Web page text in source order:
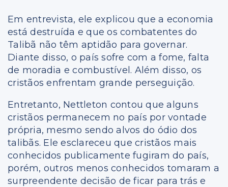
Em entrevista, ele explicou que a economia
está destruída e que os combatentes do
Talibã não têm aptidão para governar.
Diante disso, o país sofre com a fome, falta
de moradia e combustível. Além disso, os
cristãos enfrentam grande perseguição.
Entretanto, Nettleton contou que alguns
cristãos permanecem no país por vontade
própria, mesmo sendo alvos do ódio dos
talibãs. Ele esclareceu que cristãos mais
conhecidos publicamente fugiram do país,
porém, outros menos conhecidos tomaram a
surpreendente decisão de ficar para trás e